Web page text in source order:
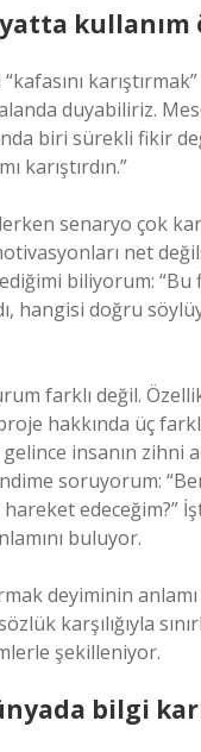
duyabiliriz.
biri sürekli fikir
karıştırdın.”
senaryo çok
net
biliyorum: “Bu
hangisi doğru
farklı değil.
hakkında üç
insanın zihni
soruyorum:
edeceğim?”
buluyor.
deyiminin
karşılığıyla
şekilleniyor.
bilgi